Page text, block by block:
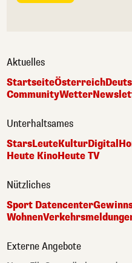
Aktuelles
StartseiteÖsterreich
CommunityWetter
Unterhaltsames
StarsLeuteKulturDigital
Heute KinoHeute TV
Nützliches
Sport Datencenter
Wohnen
Externe Angebote